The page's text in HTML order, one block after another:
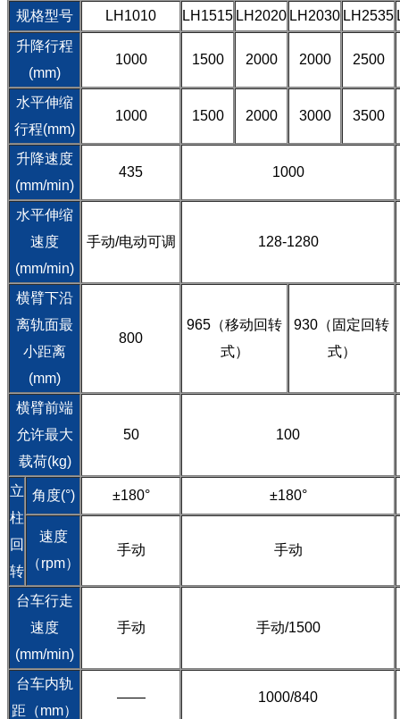
规格型号 LH1010 LH1515 LH2020 LH2030 LH2535
升降行程
(mm)
1000 1500 2000 2000 2500
水平伸缩
行程(mm)
1000 1500 2000 3000 3500
升降速度
(mm/min)
435 1000
水平伸缩
速度
(mm/min)
手动/电动可调 128-1280
横臂下沿
离轨面最
小距离
(mm)
800
965（移动回转
式）
930（固定回转
式）
横臂前端
允许最大
载荷(kg)
50 100
立
柱
回
转
角度(°) ±180° ±180°
速度
（rpm）
手动 手动
台车行走
速度
(mm/min)
手动 手动/1500
台车内轨
距（mm）
—— 1000/840